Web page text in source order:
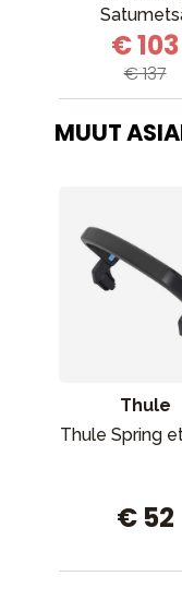
€ 103
€ 137
MUUT
Thule
Thule Spring
€ 52